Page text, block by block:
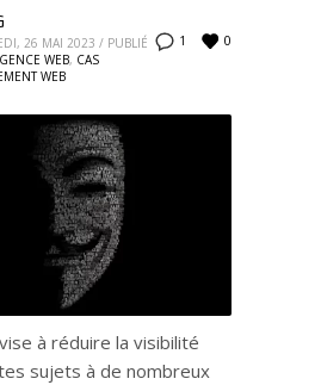
1 0
26 MAI 2023 / PUBLIÉ
WEB, CAS
WEB
à réduire la visibilité
sujets à de nombreux